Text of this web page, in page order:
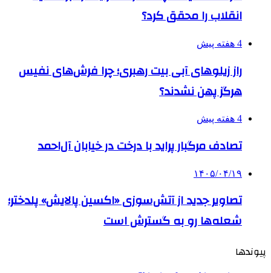
انقلاب را محقق کرد؟
4 هفته پیش
راز زیلوهای آبی بیت رهبری؛ چرا فرش‌های نفیس
هرگز پهن نشدند؟
4 هفته پیش
تصادف مرگبار پراید با درخت در خیابان آل‌احمد
۱۴۰۵/۰۴/۱۹
تصاویر جدید از آتش‌سوزی «اکسین پالایش» پلدختر؛
شعله‌ها رو به گسترش است
پیوندها